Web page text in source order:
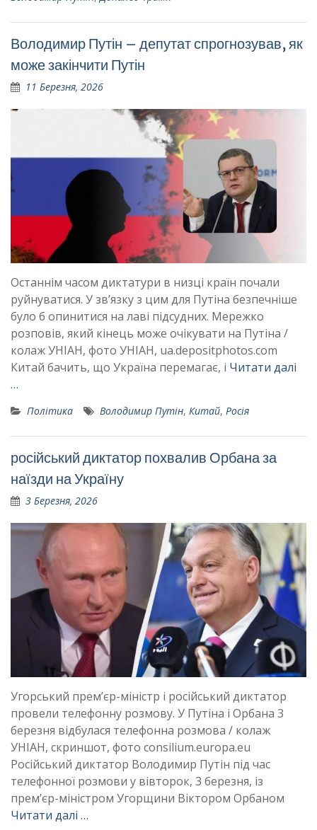
Володимир Путін – депутат спрогнозував, як
може закінчити Путін
11 Березня, 2026
Останнім часом диктатури в низці країн почали
руйнуватися. У зв’язку з цим для Путіна безпечніше
було б опинитися на лаві підсудних. Мережко
розповів, який кінець може очікувати на Путіна /
колаж УНІАН, фото УНІАН, ua.depositphotos.com
Китай бачить, що Україна перемагає, і Читати далі
…
Політика Володимир Путін, Китай, Росія
російський диктатор похвалив Орбана за
наїзди на Україну
3 Березня, 2026
Угорський прем’єр-міністр і російський диктатор
провели телефонну розмову. У Путіна і Орбана 3
березня відбулася телефонна розмова / колаж
УНІАН, скриншот, фото consilium.europa.eu
Російський диктатор Володимир Путін під час
телефонної розмови у вівторок, 3 березня, із
прем’єр-міністром Угорщини Віктором Орбаном
Читати далі …